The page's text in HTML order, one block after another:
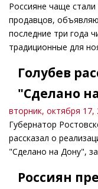
Россияне чаще
продавцов,
последние три года
традиционные для
Голубев
"Сделано
вторник, октября 17,
Губернатор
рассказал о
"Сделано на Дону",
Россиян